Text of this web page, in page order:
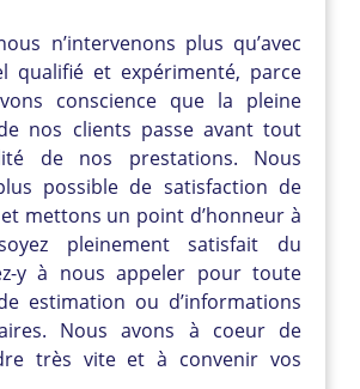
n’intervenons plus qu’avec
qualifié et expérimenté, parce
conscience que la pleine
nos clients passe avant tout
de nos prestations. Nous
possible de satisfaction de
mettons un point d’honneur à
pleinement satisfait du
y à nous appeler pour toute
estimation ou d’informations
Nous avons à coeur de
très vite et à convenir vos